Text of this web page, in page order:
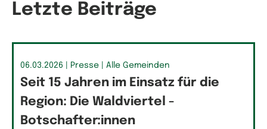
Letzte Beiträge
06.03.2026 | Presse | Alle Gemeinden
Seit 15 Jahren im Einsatz für die
Region: Die Waldviertel -
Botschafter:innen